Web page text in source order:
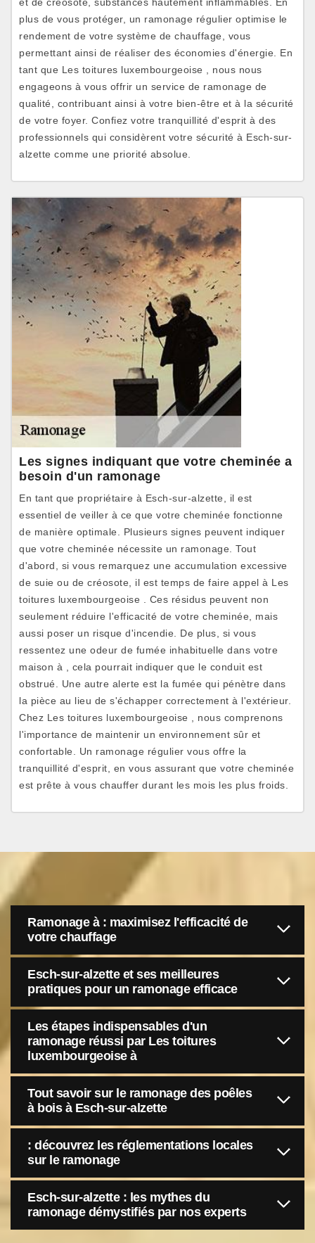
plus de vous protéger, un ramonage régulier optimise le
rendement de votre système de chauffage, vous
permettant ainsi de réaliser des économies d'énergie. En
tant que Les toitures luxembourgeoise , nous nous
engageons à vous offrir un service de ramonage de
qualité, contribuant ainsi à votre bien-être et à la sécurité
de votre foyer. Confiez votre tranquillité d'esprit à des
professionnels qui considèrent votre sécurité à Esch-sur-
alzette comme une priorité absolue.
Les signes indiquant que votre cheminée a
besoin d'un ramonage
En tant que propriétaire à Esch-sur-alzette, il est
essentiel de veiller à ce que votre cheminée fonctionne
de manière optimale. Plusieurs signes peuvent indiquer
que votre cheminée nécessite un ramonage. Tout
d'abord, si vous remarquez une accumulation excessive
de suie ou de créosote, il est temps de faire appel à Les
toitures luxembourgeoise . Ces résidus peuvent non
seulement réduire l'efficacité de votre cheminée, mais
aussi poser un risque d'incendie. De plus, si vous
ressentez une odeur de fumée inhabituelle dans votre
maison à , cela pourrait indiquer que le conduit est
obstrué. Une autre alerte est la fumée qui pénètre dans
la pièce au lieu de s'échapper correctement à l'extérieur.
Chez Les toitures luxembourgeoise , nous comprenons
l'importance de maintenir un environnement sûr et
confortable. Un ramonage régulier vous offre la
tranquillité d'esprit, en vous assurant que votre cheminée
est prête à vous chauffer durant les mois les plus froids.
Ramonage à : maximisez l'efficacité de
votre chauffage
Esch-sur-alzette et ses meilleures
pratiques pour un ramonage efficace
Les étapes indispensables d'un
ramonage réussi par Les toitures
luxembourgeoise à
Tout savoir sur le ramonage des poêles
à bois à Esch-sur-alzette
: découvrez les réglementations locales
sur le ramonage
Esch-sur-alzette : les mythes du
ramonage démystifiés par nos experts